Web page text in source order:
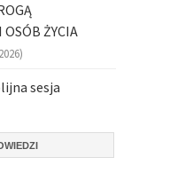
ŻYCIA
sesja